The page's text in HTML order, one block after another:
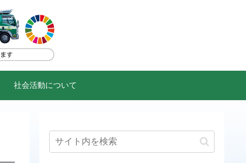
社会活動について